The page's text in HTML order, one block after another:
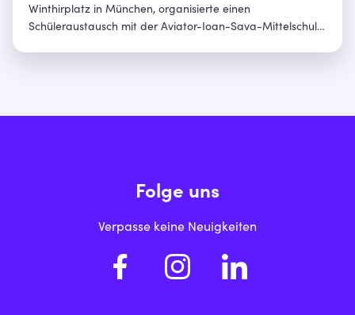
Winthirplatz in München, organisierte einen
Schüleraustausch mit der Aviator-Ioan-Sava-Mittelschule
Folge uns
Verpasse keine Neuigkeiten